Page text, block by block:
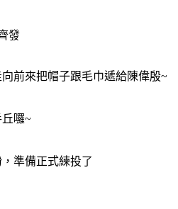
發
前來把帽子跟毛巾遞給陳偉殷~
囉~
準備正式練投了